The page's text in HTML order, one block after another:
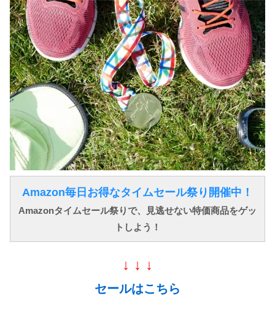
Amazon毎日お得なタイムセール祭り開催中！
Amazonタイムセール祭りで、見逃せない特価商品をゲッ
トしよう！
↓ ↓ ↓
セールはこちら